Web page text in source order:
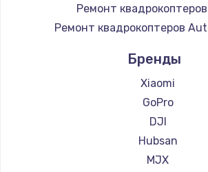
Ремонт квадрокоптеров
Ремонт квадрокоптеров
Бренды
Xiaomi
GoPro
DJI
Hubsan
MJX